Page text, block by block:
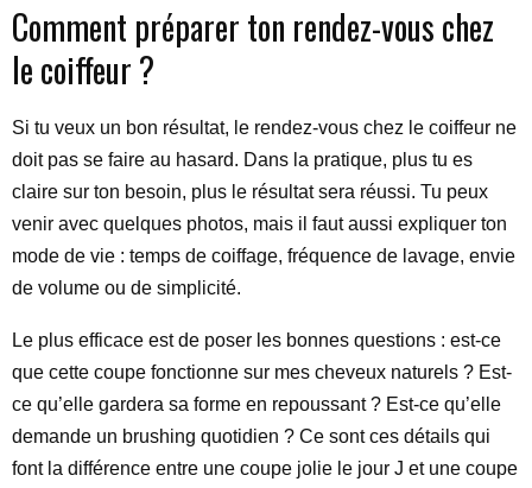
Comment préparer ton rendez-vous chez
le coiffeur ?
Si tu veux un bon résultat, le rendez-vous chez le coiffeur ne
doit pas se faire au hasard. Dans la pratique, plus tu es
claire sur ton besoin, plus le résultat sera réussi. Tu peux
venir avec quelques photos, mais il faut aussi expliquer ton
mode de vie : temps de coiffage, fréquence de lavage, envie
de volume ou de simplicité.
Le plus efficace est de poser les bonnes questions : est-ce
que cette coupe fonctionne sur mes cheveux naturels ? Est-
ce qu’elle gardera sa forme en repoussant ? Est-ce qu’elle
demande un brushing quotidien ? Ce sont ces détails qui
font la différence entre une coupe jolie le jour J et une coupe